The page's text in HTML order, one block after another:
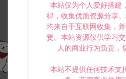
本站仅为个人爱好搭建
得，收集优质资源分享
均来自于互联网收集，
责。本站资源仅供学习
人的商业行为负责，
本站不提供任何技术支